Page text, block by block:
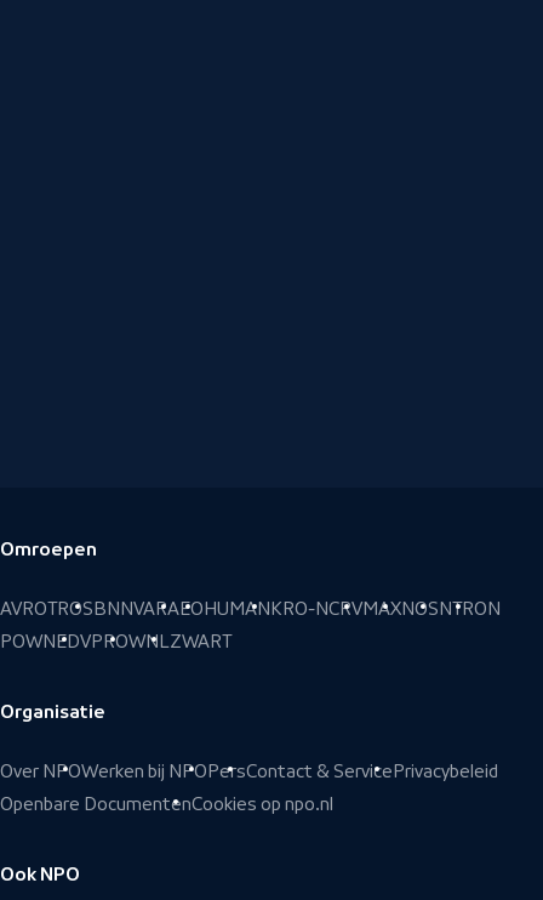
Voettekst
Omroepen
AVROTROSBNNVARAEOHUMANKRO-NCRVMAXNOSNTRON
POWNEDVPROWNLZWART
Organisatie
Over NPOWerken bij NPO PersContact & Service Privacybeleid
Openbare DocumentenCookies op npo.nl
Ook NPO